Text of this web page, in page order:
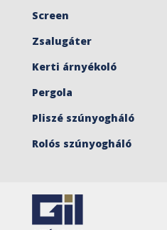
Screen
Zsalugáter
Kerti árnyékoló
Pergola
Pliszé szúnyogháló
Rolós szúnyogháló